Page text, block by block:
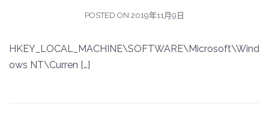
POSTED ON 2019年11月9日
HKEY_LOCAL_MACHINE\SOFTWARE\Microsoft\Wind
ows NT\Curren […]